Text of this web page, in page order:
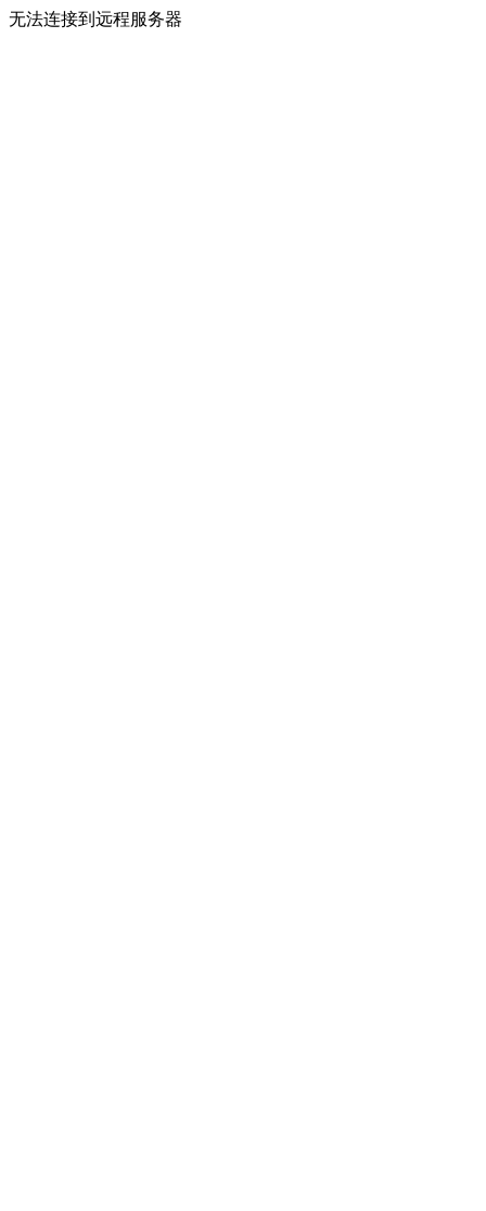
无法连接到远程服务器